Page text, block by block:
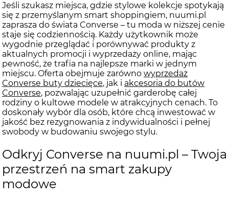
Jeśli szukasz miejsca, gdzie stylowe kolekcje spotykają
się z przemyślanym smart shoppingiem, nuumi.pl
zaprasza do świata Converse – tu moda w niższej cenie
staje się codziennością. Każdy użytkownik może
wygodnie przeglądać i porównywać produkty z
aktualnych promocji i wyprzedaży online, mając
pewność, że trafia na najlepsze marki w jednym
miejscu. Oferta obejmuje zarówno wyprzedaż
Converse buty dziecięce, jak i akcesoria do butów
Converse, pozwalając uzupełnić garderobę całej
rodziny o kultowe modele w atrakcyjnych cenach. To
doskonały wybór dla osób, które chcą inwestować w
jakość bez rezygnowania z indywidualności i pełnej
swobody w budowaniu swojego stylu.
Odkryj Converse na nuumi.pl – Twoja
przestrzeń na smart zakupy
modowe